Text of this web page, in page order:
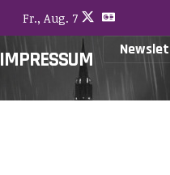
Fr., Aug. 7
IMPRESSUM